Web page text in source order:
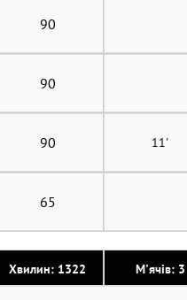
Хвилин: 1322 М'ячів: 3
90
90
90 11'
65